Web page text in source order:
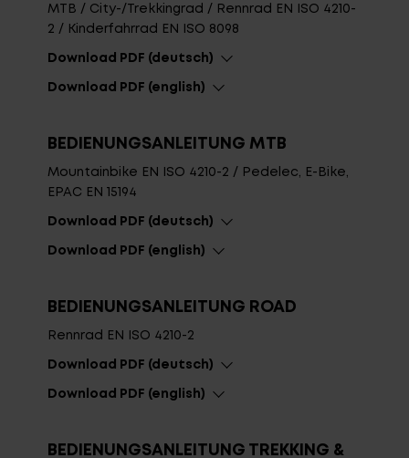
Über uns
Antriebssysteme
Top-Links
Fragen - Antworten / FAQ
Finde die richtige Rahmengröße
MTB / City-/Trekkingrad / Rennrad EN ISO 4210-
2 / Kinderfahrrad EN ISO 8098
Download PDF (deutsch)
Download PDF (english)
BEDIENUNGSANLEITUNG MTB
Mountainbike EN ISO 4210-2 / Pedelec, E-Bike,
EPAC EN 15194
Download PDF (deutsch)
Download PDF (english)
BEDIENUNGSANLEITUNG ROAD
Rennrad EN ISO 4210-2
Download PDF (deutsch)
Download PDF (english)
BEDIENUNGSANLEITUNG TREKKING &